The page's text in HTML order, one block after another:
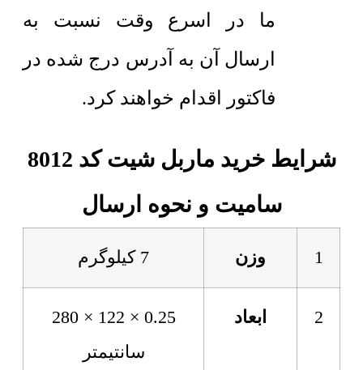
ما در اسرع وقت نسبت به
ارسال آن به آدرس درج شده در
فاکتور اقدام خواهند کرد.
شرایط خرید ماربل شیت کد 8012
سامیت و نحوه ارسال
1 وزن 7 کیلوگرم
2 ابعاد
0.25 × 122 × 280
سانتیمتر